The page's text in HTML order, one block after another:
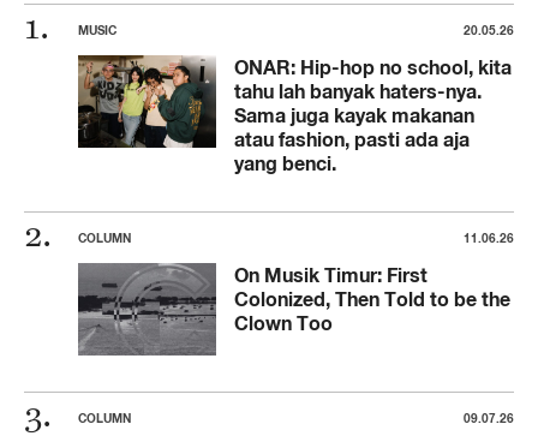
MUSIC 20.05.26
ONAR: Hip-hop no school, kita
tahu lah banyak haters-nya.
Sama juga kayak makanan
atau fashion, pasti ada aja
yang benci.
COLUMN 11.06.26
On Musik Timur: First
Colonized, Then Told to be the
Clown Too
COLUMN 09.07.26